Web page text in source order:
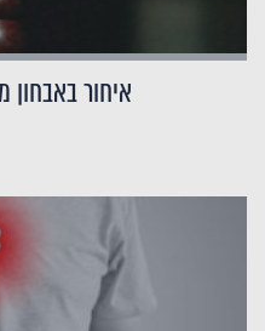
איחור באבחון